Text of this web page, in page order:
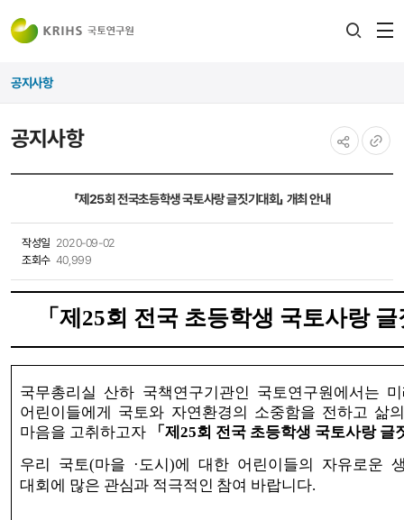
공지사항
공지사항
「제25회 전국초등학생 국토사랑 글짓기대회」 개최 안내
작성일 2020-09-02
조회수 40,999
「 제 25회 전국 초등학생 국토사랑
국무총리실 산하 국책연구기관인 국토연구원에서는
어린이들에게 국토와 자연환경의 소중함을 전하고 삶
마음을 고취하고자
「제25회 전국 초등학생 국토사랑 글
우리 국토(마을 ·도시)에 대한 어린이들의 자유로운
대회에
많은 관심과 적극적인 참여 바랍니다.